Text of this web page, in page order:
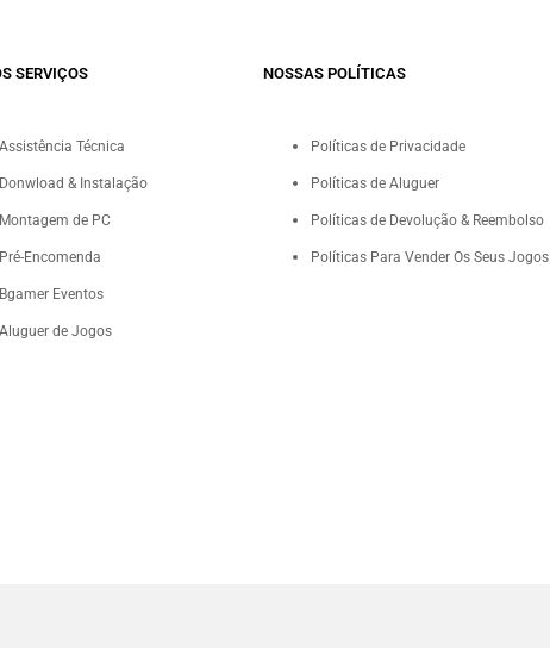
SERVIÇOS​
Assistência Técnica
Donwload & Instalação
Montagem de PC
Pré-Encomenda
Bgamer Eventos
Aluguer de Jogos
NOSSAS POLÍTICAS
Políticas de Privacidade
Políticas de Aluguer
Políticas de Devolução & Reembolso
Políticas Para Vender Os Seus Jogos